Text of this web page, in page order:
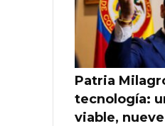
Patria
tecnología:
viable,